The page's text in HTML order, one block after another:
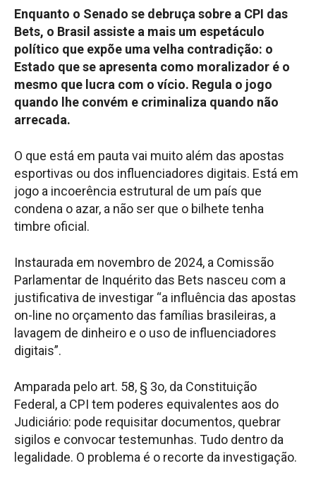
Enquanto o Senado se debruça sobre a CPI das
Bets, o Brasil assiste a mais um espetáculo
político que expõe uma velha contradição: o
Estado que se apresenta como moralizador é o
mesmo que lucra com o vício. Regula o jogo
quando lhe convém e criminaliza quando não
arrecada.
O que está em pauta vai muito além das apostas
esportivas ou dos influenciadores digitais. Está em
jogo a incoerência estrutural de um país que
condena o azar, a não ser que o bilhete tenha
timbre oficial.
Instaurada em novembro de 2024, a Comissão
Parlamentar de Inquérito das Bets nasceu com a
justificativa de investigar “a influência das apostas
on-line no orçamento das famílias brasileiras, a
lavagem de dinheiro e o uso de influenciadores
digitais”.
Amparada pelo art. 58, § 3o, da Constituição
Federal, a CPI tem poderes equivalentes aos do
Judiciário: pode requisitar documentos, quebrar
sigilos e convocar testemunhas. Tudo dentro da
legalidade. O problema é o recorte da investigação.